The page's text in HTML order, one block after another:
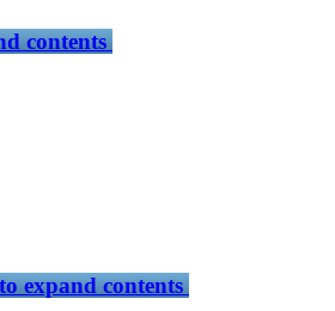
contents
expand contents